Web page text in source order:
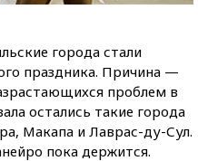
города стали
праздника. Причина —
проблем в
остались такие города
Макапа и Лаврас-ду-Сул.
пока держится.